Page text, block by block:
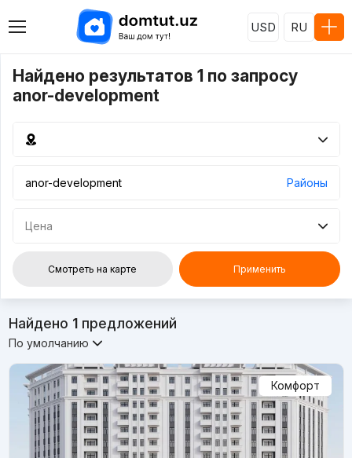
USD RU
Найдено результатов 1 по запросу
anor-development
Районы
Цена
Смотреть на карте Применить
Найдено 1предложений
По умолчанию
Комфорт